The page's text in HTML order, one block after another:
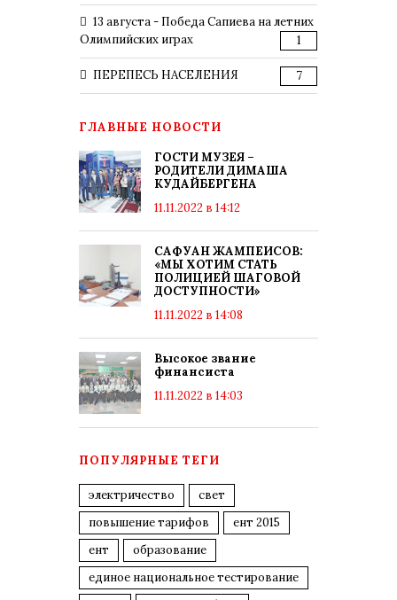
13 августа - Победа Сапиева на летних
Олимпийских играх
1
ПЕРЕПЕСЬ НАСЕЛЕНИЯ 7
ГЛАВНЫЕ НОВОСТИ
ГОСТИ МУЗЕЯ –
РОДИТЕЛИ ДИМАША
КУДАЙБЕРГЕНА
11.11.2022 в 14:12
САФУАН ЖАМПЕИСОВ:
«МЫ ХОТИМ СТАТЬ
ПОЛИЦИЕЙ ШАГОВОЙ
ДОСТУПНОСТИ»
11.11.2022 в 14:08
Высокое звание
финансиста
11.11.2022 в 14:03
ПОПУЛЯРНЫЕ ТЕГИ
электричество
свет
повышение тарифов
ент 2015
ент
образование
единое национальное тестирование